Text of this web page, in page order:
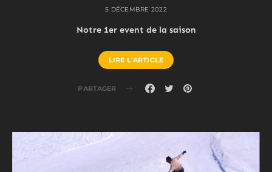
5 DÉCEMBRE 2022
Notre 1er event de la saison
LIRE L'ARTICLE
PARTAGER